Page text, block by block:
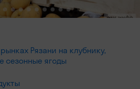
Рязани на клубнику,
сезонные ягоды